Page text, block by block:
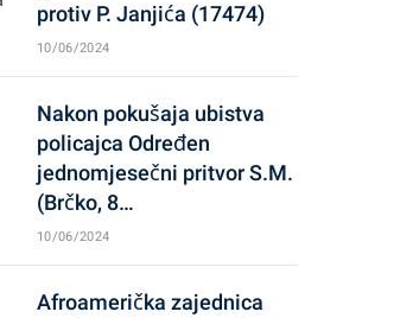
protiv P. Janjića (17474)
10/06/2024
Nakon pokušaja ubistva
policajca Određen
jednomjesečni pritvor S.M.
(Brčko, 8…
10/06/2024
Afroamerička zajednica